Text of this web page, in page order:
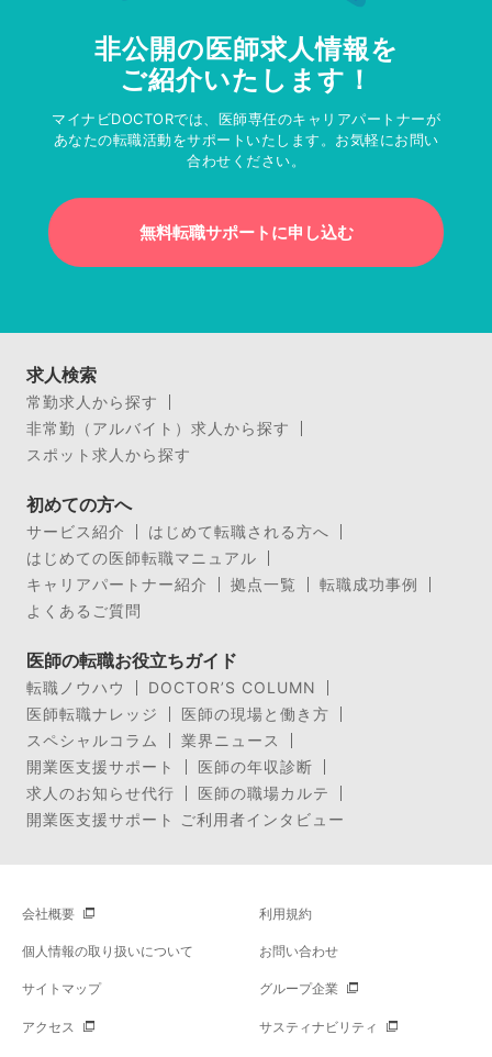
非公開の医師求人情報を
ご紹介いたします！
マイナビDOCTORでは、医師専任のキャリアパートナーが
あなたの転職活動をサポートいたします。お気軽にお問い
合わせください。
無料転職サポートに申し込む
求人検索
常勤求人から探す
非常勤（アルバイト）求人から探す
スポット求人から探す
初めての方へ
サービス紹介
はじめて転職される方へ
はじめての医師転職マニュアル
キャリアパートナー紹介
拠点一覧
転職成功事例
よくあるご質問
医師の転職お役立ちガイド
転職ノウハウ
DOCTOR’S COLUMN
医師転職ナレッジ
医師の現場と働き方
スペシャルコラム
業界ニュース
開業医支援サポート
医師の年収診断
求人のお知らせ代行
医師の職場カルテ
開業医支援サポート ご利用者インタビュー
会社概要 利用規約
個人情報の取り扱いについて お問い合わせ
サイトマップ グループ企業
アクセス サスティナビリティ